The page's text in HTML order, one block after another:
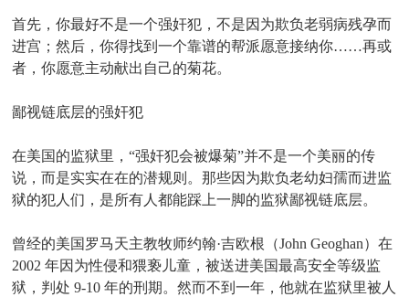
首先，你最好不是一个强奸犯，不是因为欺负老弱病残孕而
进宫；然后，你得找到一个靠谱的帮派愿意接纳你……再或
者，你愿意主动献出自己的菊花。
鄙视链底层的强奸犯
在美国的监狱里，“强奸犯会被爆菊”并不是一个美丽的传
说，而是实实在在的潜规则。那些因为欺负老幼妇孺而进监
狱的犯人们，是所有人都能踩上一脚的监狱鄙视链底层。
曾经的美国罗马天主教牧师约翰·吉欧根（John Geoghan）在
2002 年因为性侵和猥亵儿童，被送进美国最高安全等级监
狱，判处 9-10 年的刑期。然而不到一年，他就在监狱里被人